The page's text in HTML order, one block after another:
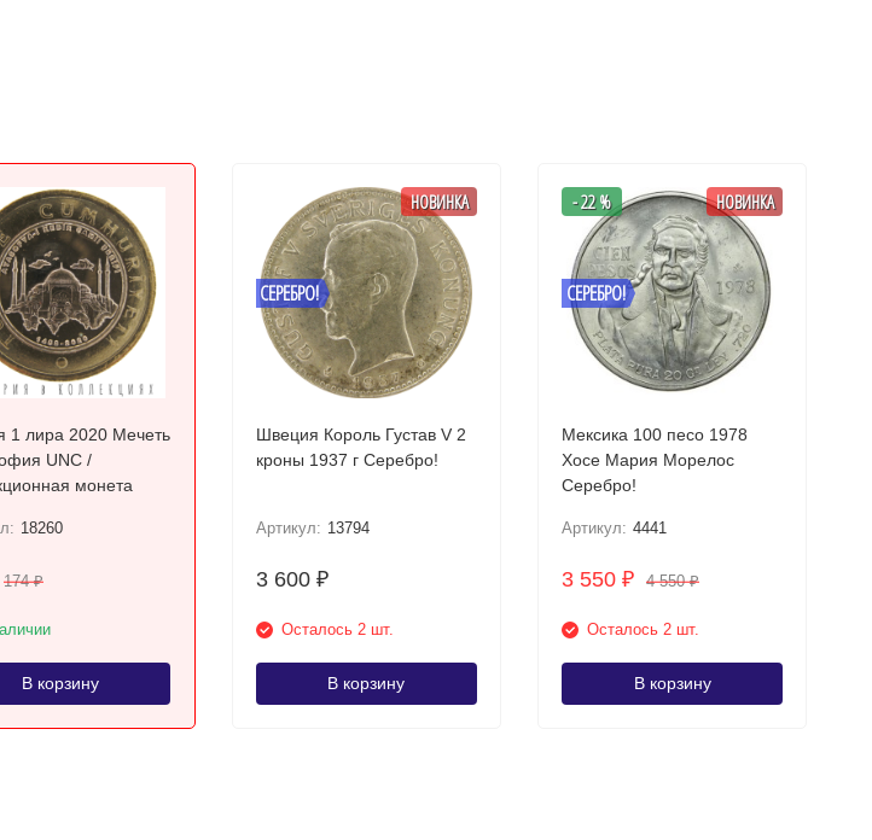
1 лира 2020 Мечеть
UNC /
монета
18260
174₽
В корзину
СЕРЕБРО!
НОВИНКА
Швеция Король Густав V 2
кроны 1937 г Серебро!
Артикул: 13794
3 600 ₽
Осталось 2 шт.
В корзину
СЕРЕБРО!
- 22 % НОВИНКА
Мексика 100 песо 1978
Хосе Мария Морелос
Серебро!
Артикул: 4441
3 550₽ 4 550₽
Осталось 2 шт.
В корзину